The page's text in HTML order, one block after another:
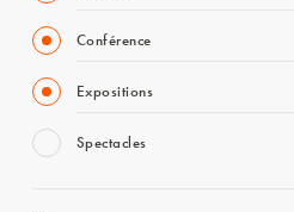
Conférence
Expositions
Spectacles